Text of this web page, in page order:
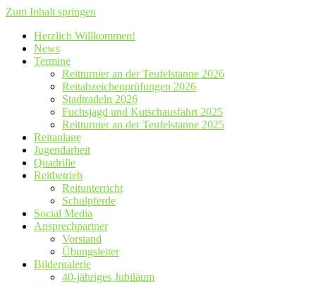
Zum Inhalt springen
Herzlich Willkommen!
News
Termine
Reitturnier an der Teufelstanne 2026
Reitabzeichenprüfungen 2026
Stadtradeln 2026
Fuchsjagd und Kutschausfahrt 2025
Reitturnier an der Teufelstanne 2025
Reitanlage
Jugendarbeit
Quadrille
Reitbetrieb
Reitunterricht
Schulpferde
Social Media
Ansprechpartner
Vorstand
Übungsleiter
Bildergalerie
40-jähriges Jubiläum